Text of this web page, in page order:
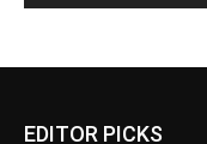
EDITOR PICKS